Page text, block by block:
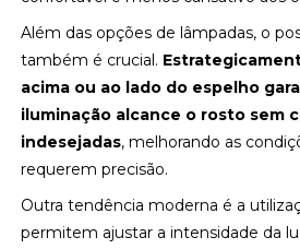
Além das opções de lâmpadas, o
também é crucial.
acima ou ao lado do espelho
iluminação alcance o rosto sem
indesejadas, melhorando as
requerem precisão.
Outra tendência moderna é a
permitem ajustar a intensidade da